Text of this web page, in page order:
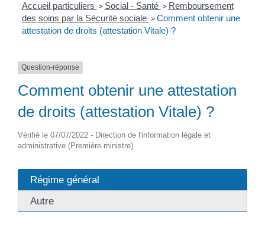
Accueil particuliers > Social - Santé > Remboursement
des soins par la Sécurité sociale > Comment obtenir une
attestation de droits (attestation Vitale) ?
Question-réponse
Comment obtenir une attestation
de droits (attestation Vitale) ?
Vérifié le 07/07/2022 - Direction de l'information légale et
administrative (Première ministre)
Régime général
Autre